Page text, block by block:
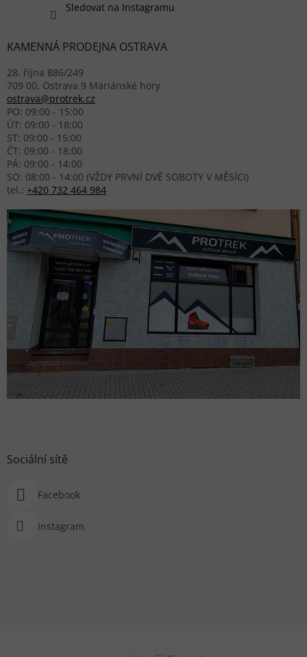
Sledovat na Instagramu
KAMENNÁ PRODEJNA OSTRAVA
28. října 886/249
709 00, Ostrava 9 Mariánské hory
ostrava@protrek.cz
PO: 09:00 - 15:00
ÚT: 09:00 - 18:00
ST: 09:00 - 15:00
ČT: 09:00 - 18:00
PÁ: 09:00 - 14:00
SO: 08:00 - 14:00 (VŽDY PRVNÍ DVĚ SOBOTY V MĚSÍCI)
tel.: +420 732 464 984
Sociální sítě
Facebook
Instagram